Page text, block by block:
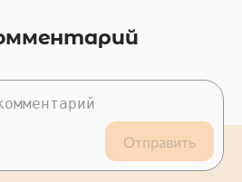
Отправить